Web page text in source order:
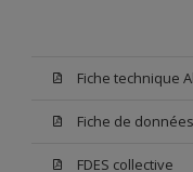
Fiche technique
FDES collective